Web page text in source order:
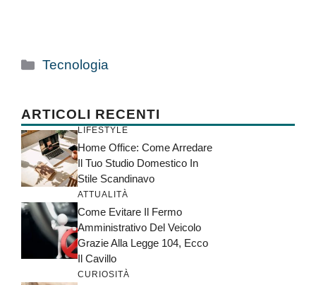
Categorie
Tecnologia
ARTICOLI RECENTI
LIFESTYLE
Home Office: Come Arredare
Il Tuo Studio Domestico In
Stile Scandinavo
ATTUALITÀ
Come Evitare Il Fermo
Amministrativo Del Veicolo
Grazie Alla Legge 104, Ecco
Il Cavillo
CURIOSITÀ